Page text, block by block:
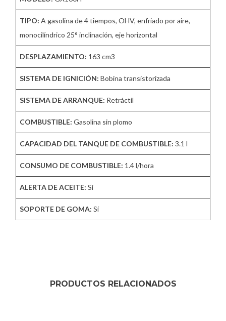
TIPO: A gasolina de 4 tiempos, OHV, enfriado por aire,
monocilíndrico 25° inclinación, eje horizontal
DESPLAZAMIENTO: 163 cm3
SISTEMA DE IGNICIÓN: Bobina transistorizada
SISTEMA DE ARRANQUE: Retráctil
COMBUSTIBLE: Gasolina sin plomo
CAPACIDAD DEL TANQUE DE COMBUSTIBLE: 3.1 l
CONSUMO DE COMBUSTIBLE: 1.4 l/hora
ALERTA DE ACEITE: Sí
SOPORTE DE GOMA: Sí
PRODUCTOS RELACIONADOS